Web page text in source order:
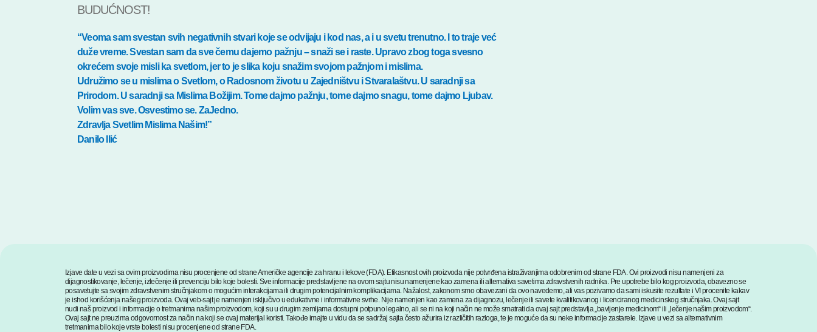
BUDUĆNOST!
“Veoma sam svestan svih negativnih stvari koje se odvijaju i kod nas, a i u svetu trenutno. I to traje već
duže vreme. Svestan sam da sve čemu dajemo pažnju – snaži se i raste. Upravo zbog toga svesno
okrećem svoje misli ka svetlom, jer to je slika koju snažim svojom pažnjom i mislima.
Udružimo se u mislima o Svetlom, o Radosnom životu u Zajedništvu i Stvaralaštvu. U saradnji sa
Prirodom. U saradnji sa Mislima Božijim. Tome dajmo pažnju, tome dajmo snagu, tome dajmo Ljubav.
Volim vas sve. Osvestimo se. ZaJedno.
Zdravlja Svetlim Mislima Našim!”
Danilo Ilić
Izjave date u vezi sa ovim proizvodima nisu procenjene od strane Američke agencije za hranu i lekove (FDA). Efikasnost ovih proizvoda nije potvrđena istraživanjima odobrenim od strane FDA. Ovi proizvodi nisu namenjeni za
dijagnostikovanje, lečenje, izlečenje ili prevenciju bilo koje bolesti. Sve informacije predstavljene na ovom sajtu nisu namenjene kao zamena ili alternativa savetima zdravstvenih radnika. Pre upotrebe bilo kog proizvoda, obavezno se
posavetujte sa svojim zdravstvenim stručnjakom o mogućim interakcijama ili drugim potencijalnim komplikacijama. Nažalost, zakonom smo obavezani da ovo navedemo, ali vas pozivamo da sami iskusite rezultate i VI procenite kakav
je ishod korišćenja našeg proizvoda. Ovaj veb-sajt je namenjen isključivo u edukativne i informativne svrhe. Nije namenjen kao zamena za dijagnozu, lečenje ili savete kvalifikovanog i licenciranog medicinskog stručnjaka. Ovaj sajt
nudi naš proizvod i informacije o tretmanima našim proizvodom, koji su u drugim zemljama dostupni potpuno legalno, ali se ni na koji način ne može smatrati da ovaj sajt predstavlja „bavljenje medicinom“ ili „lečenje našim proizvodom“.
Ovaj sajt ne preuzima odgovornost za način na koji se ovaj materijal koristi. Takođe imajte u vidu da se sadržaj sajta često ažurira iz različitih razloga, te je moguće da su neke informacije zastarele. Izjave u vezi sa alternativnim
tretmanima bilo koje vrste bolesti nisu procenjene od strane FDA.